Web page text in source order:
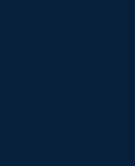
Thời gian hoàn
Các dịch vụ đã mua
Sử dụng dịch vụ có